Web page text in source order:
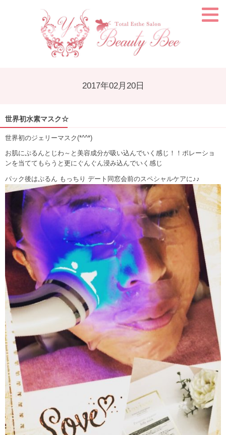
2017年02月20日
世界初水素マスク☆
世界初のジェリーマスク(*^^*)
お肌にぷるんとじわ～と美容成分が吸い込んでいく感じ！！ポレーショ
ンを当ててもらうと更にぐんぐん浸み込んでいく感じ
パック後はぷるん もっちり デート同窓会前のスペシャルケアに♪♪